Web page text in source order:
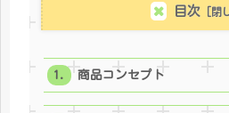
目次
商品コンセプト